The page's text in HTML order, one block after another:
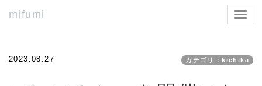
mifumi
2023.08.27 カテゴリ：kichika